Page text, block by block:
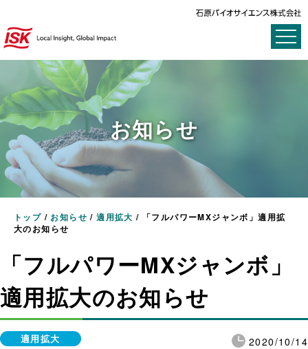
お知らせ
トップ / お知らせ /適用拡大 /
「フルパワーMXジャンボ」適用拡
大のお知らせ
「フルパワーMXジャンボ」
適用拡大のお知らせ
2020/10/14
適用拡大